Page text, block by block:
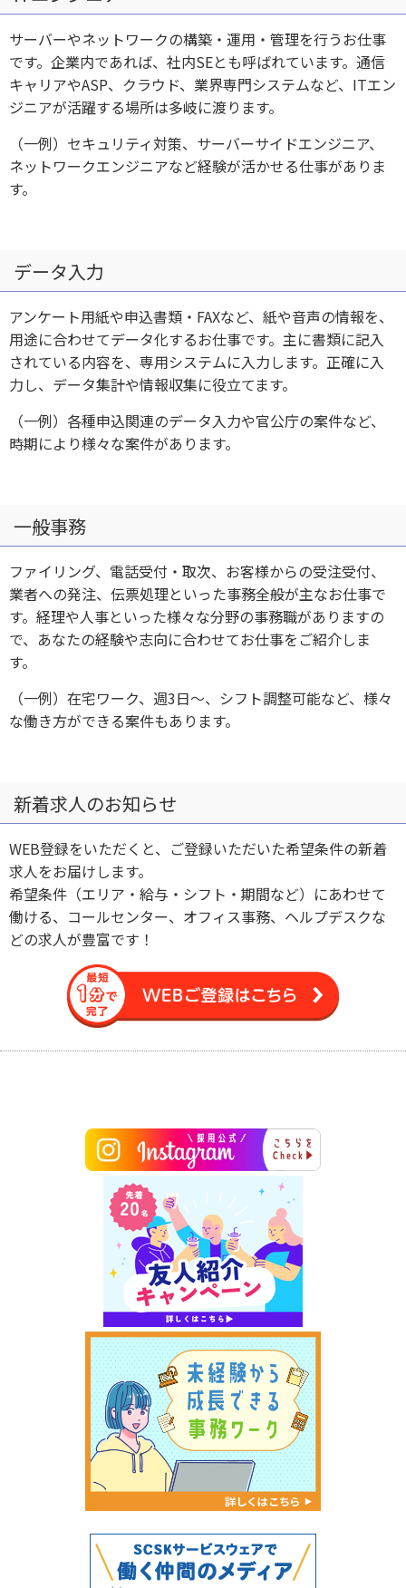
サーバーやネットワークの構築・運用・管理を行うお仕事
です。企業内であれば、社内SEとも呼ばれています。通信
キャリアやASP、クラウド、業界専門システムなど、ITエン
ジニアが活躍する場所は多岐に渡ります。
（一例）セキュリティ対策、サーバーサイドエンジニア、
ネットワークエンジニアなど経験が活かせる仕事がありま
す。
データ入力
アンケート用紙や申込書類・FAXなど、紙や音声の情報を、
用途に合わせてデータ化するお仕事です。主に書類に記入
されている内容を、専用システムに入力します。正確に入
力し、データ集計や情報収集に役立てます。
（一例）各種申込関連のデータ入力や官公庁の案件など、
時期により様々な案件があります。
一般事務
ファイリング、電話受付・取次、お客様からの受注受付、
業者への発注、伝票処理といった事務全般が主なお仕事で
す。経理や人事といった様々な分野の事務職がありますの
で、あなたの経験や志向に合わせてお仕事をご紹介しま
す。
（一例）在宅ワーク、週3日～、シフト調整可能など、様々
な働き方ができる案件もあります。
新着求人のお知らせ
WEB登録をいただくと、ご登録いただいた希望条件の新着
求人をお届けします。
希望条件（エリア・給与・シフト・期間など）にあわせて
働ける、コールセンター、オフィス事務、ヘルプデスクな
どの求人が豊富です！